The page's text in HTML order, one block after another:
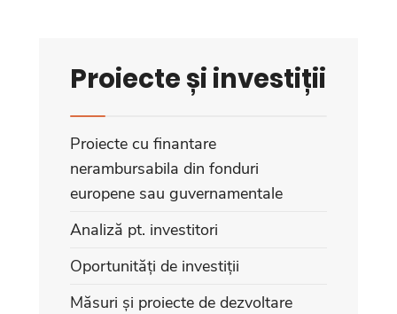
Proiecte și investiții
Proiecte cu finantare
nerambursabila din fonduri
europene sau guvernamentale
Analiză pt. investitori
Oportunități de investiții
Măsuri și proiecte de dezvoltare